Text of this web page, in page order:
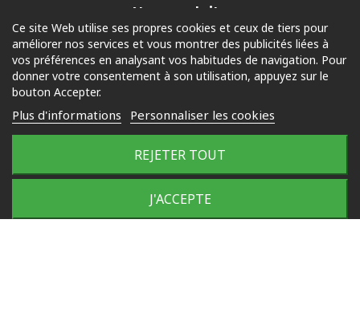
Nos produits
Piscine
Jardin
Outdoor
© 2025 Tous droits réservés
Plan du site
Ce site Web utilise ses propres cookies et ceux de tiers pour
améliorer nos services et vous montrer des publicités liées à
vos préférences en analysant vos habitudes de navigation. Pour
donner votre consentement à son utilisation, appuyez sur le
bouton Accepter.
Plus d'informations Personnaliser les cookies
REJETER TOUT
J'ACCEPTE